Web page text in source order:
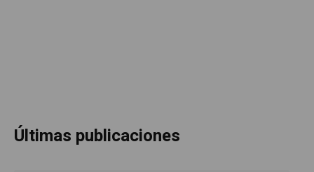
Últimas publicaciones